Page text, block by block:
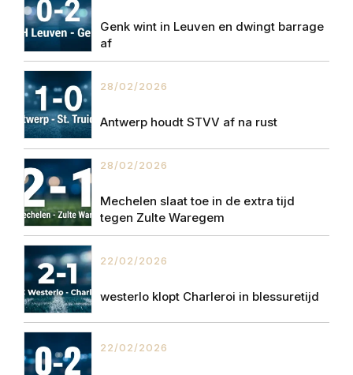
Genk wint in Leuven en dwingt barrage
af
28/02/2026
Antwerp houdt STVV af na rust
28/02/2026
Mechelen slaat toe in de extra tijd
tegen Zulte Waregem
22/02/2026
westerlo klopt Charleroi in blessuretijd
22/02/2026